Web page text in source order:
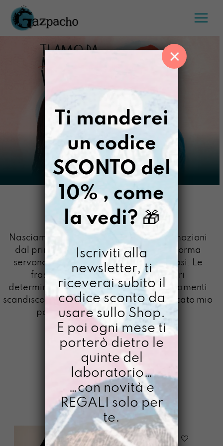
Salta
contenuto
VIVERE
Nasciamo chiacchieroni, parliamo di emozioni
dal primo vagito in su e per dare loro forma
servono le parole. Le parole creano frasi. Le
frasi costruiscono pensieri. I pensieri
determinano comportamenti. I comportamenti
scandiscono il ritmo della vita che al mercato mio
padre comprò. Ti amo da Vivere.
GAZPACHO>DIMMELO>VIVERE
FILTRI
- 20%
Ti manderei
un codice
SCONTO del
10% , come
la vedi? 🎁
Iscriviti alla
newsletter, ti
riceverai subito il
codice sconto da
usare sullo Shop.
E poi ogni mese ti
porterò dietro le
quinte del
laboratorio…
…con novità e
REGALI solo per
te.
×